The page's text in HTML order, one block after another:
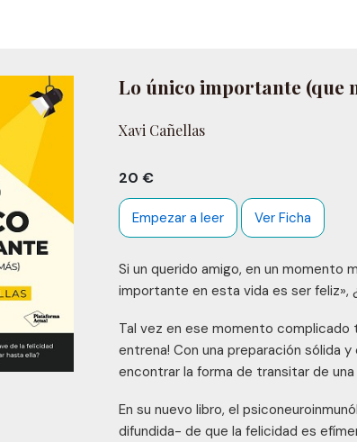
Lo único importante (que
Xavi Cañellas
20 €
Empezar a leer Ver Ficha
Si un querido amigo, en un momento
importante en esta vida es ser feliz»,
Tal vez en ese momento complicado
entrena! Con una preparación sólida
encontrar la forma de transitar de
En su nuevo libro, el
difundida- de que la felicidad es